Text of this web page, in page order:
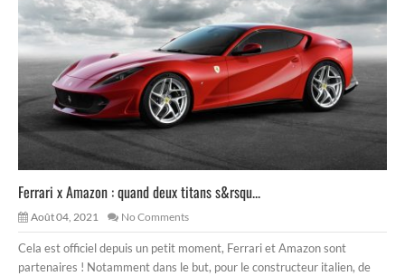
Ferrari x Amazon : quand deux titans s&rsqu...
Août 04, 2021 No Comments
Cela est officiel depuis un petit moment, Ferrari et Amazon sont
partenaires ! Notamment dans le but, pour le constructeur italien, de